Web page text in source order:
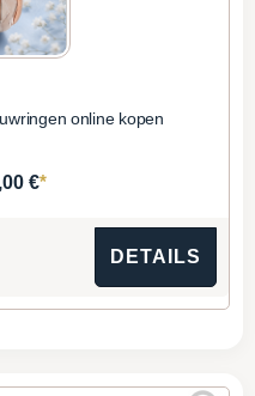
online kopen
€*
DETAILS